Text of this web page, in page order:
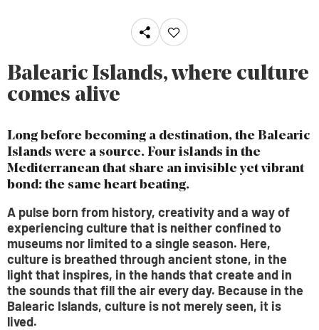
Balearic Islands, where culture
comes alive
Long before becoming a destination, the Balearic
Islands were a source. Four islands in the
Mediterranean that share an invisible yet vibrant
bond: the same heart beating.
A pulse born from history, creativity and a way of
experiencing culture that is neither confined to
museums nor limited to a single season. Here,
culture is breathed through ancient stone, in the
light that inspires, in the hands that create and in
the sounds that fill the air every day. Because in the
Balearic Islands, culture is not merely seen, it is
lived.